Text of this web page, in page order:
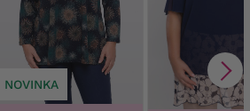
NOVINKA